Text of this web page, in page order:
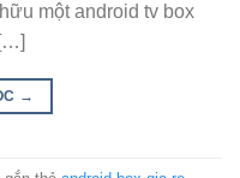
một android tv box
→